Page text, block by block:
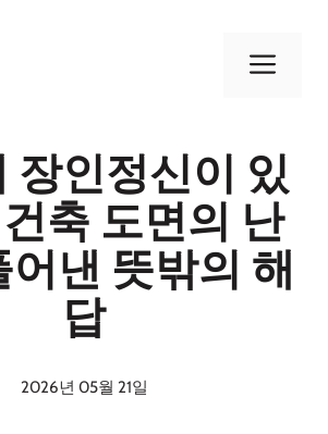
메
장인정신이 있
축 도면의 난
낸 뜻밖의 해
답
2026년 05월 21일